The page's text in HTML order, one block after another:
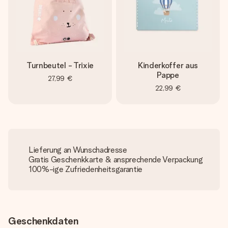
Turnbeutel - Trixie
27,99 €
Kinderkoffer aus
Pappe
22,99 €
Lieferung an Wunschadresse
Gratis Geschenkkarte & ansprechende Verpackung
100%-ige Zufriedenheitsgarantie
Geschenkdaten